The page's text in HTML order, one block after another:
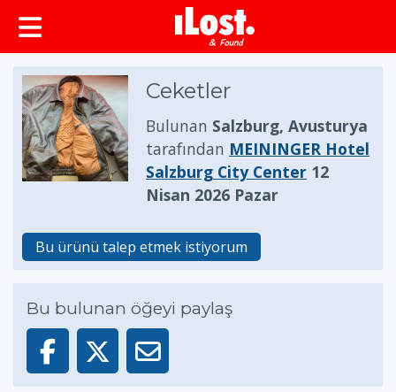
Ceketler
Bulunan Salzburg, Avusturya
tarafından MEININGER Hotel
Salzburg City Center 12
Nisan 2026 Pazar
Bu ürünü talep etmek istiyorum
Bu bulunan öğeyi paylaş